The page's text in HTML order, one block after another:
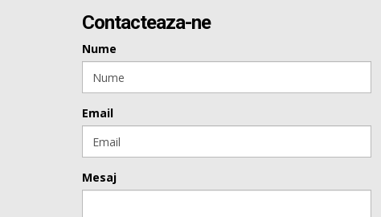
Contacteaza-ne
Nume
Email
Mesaj